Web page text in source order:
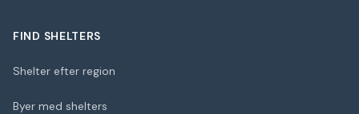
FIND SHELTERS
Shelter efter region
Byer med shelters